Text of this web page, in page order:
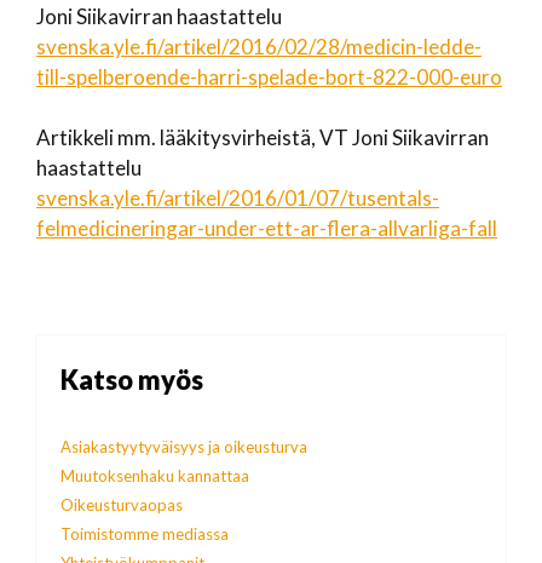
Joni Siikavirran haastattelu
svenska.yle.fi/artikel/2016/02/28/medicin-ledde-
till-spelberoende-harri-spelade-bort-822-000-euro
Artikkeli mm. lääkitysvirheistä, VT Joni Siikavirran
haastattelu
svenska.yle.fi/artikel/2016/01/07/tusentals-
felmedicineringar-under-ett-ar-flera-allvarliga-fall
Katso myös
Asiakastyytyväisyys ja oikeusturva
Muutoksenhaku kannattaa
Oikeusturvaopas
Toimistomme mediassa